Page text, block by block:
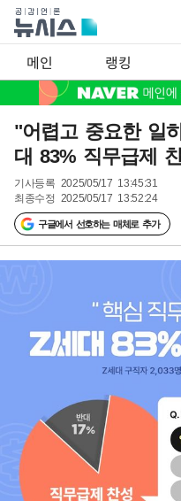
메인 랭킹
"어렵고 중요한 일
대 83% 직무급제
기사등록 2025/05/17 13:45:31
최종수정 2025/05/17 13:52:24
구글에서 선호하는 매체로 추가